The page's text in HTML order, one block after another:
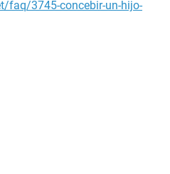
faq/3745-concebir-un-hijo-